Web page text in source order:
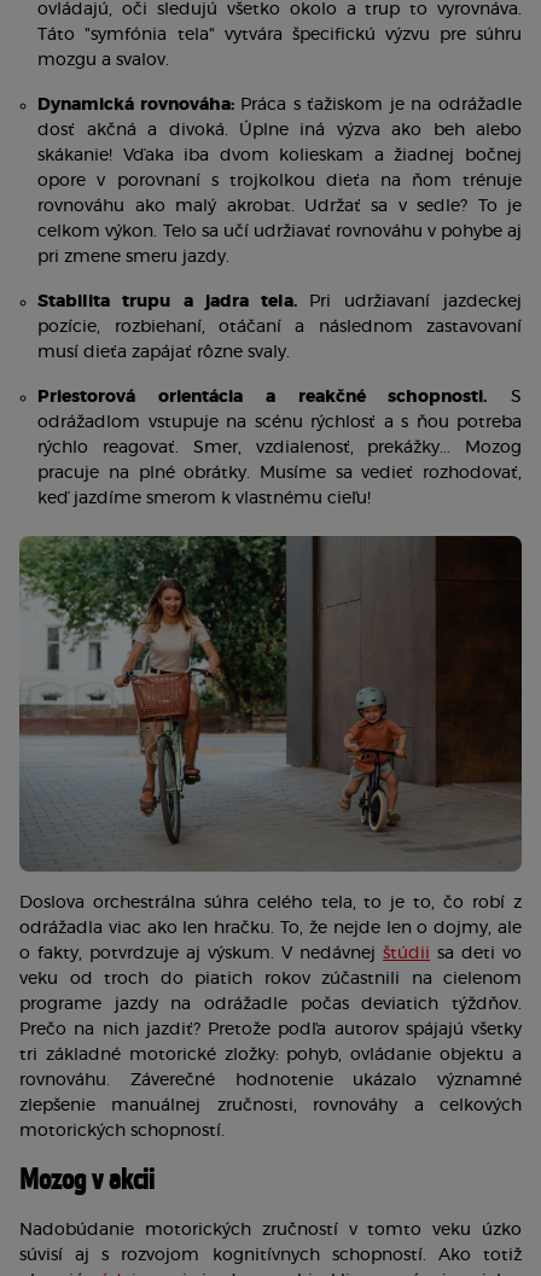
ovládajú, oči sledujú všetko okolo a trup to vyrovnáva.
Táto "symfónia tela" vytvára špecifickú výzvu pre súhru
mozgu a svalov.
Dynamická rovnováha: Práca s ťažiskom je na odrážadle
dosť akčná a divoká. Úplne iná výzva ako beh alebo
skákanie! Vďaka iba dvom kolieskam a žiadnej bočnej
opore v porovnaní s trojkolkou dieťa na ňom trénuje
rovnováhu ako malý akrobat. Udržať sa v sedle? To je
celkom výkon. Telo sa učí udržiavať rovnováhu v pohybe aj
pri zmene smeru jazdy.
Stabilita trupu a jadra tela.
Pri udržiavaní jazdeckej
pozície, rozbiehaní, otáčaní a následnom zastavovaní
musí dieťa zapájať rôzne svaly.
Priestorová orientácia a reakčné schopnosti. S
odrážadlom vstupuje na scénu rýchlosť a s ňou potreba
rýchlo reagovať. Smer, vzdialenosť, prekážky... Mozog
pracuje na plné obrátky. Musíme sa vedieť rozhodovať,
keď jazdíme smerom k vlastnému cieľu!
Doslova orchestrálna súhra celého tela, to je to, čo robí z
odrážadla viac ako len hračku. To, že nejde len o dojmy, ale
o fakty, potvrdzuje aj výskum. V nedávnej štúdii sa deti vo
veku od troch do piatich rokov zúčastnili na cielenom
programe jazdy na odrážadle počas deviatich týždňov.
Prečo na nich jazdiť? Pretože podľa autorov spájajú všetky
tri základné motorické zložky: pohyb, ovládanie objektu a
rovnováhu. Záverečné hodnotenie ukázalo významné
zlepšenie manuálnej zručnosti, rovnováhy a celkových
motorických schopností.
Mozog v akcii
Nadobúdanie motorických zručností v tomto veku úzko
súvisí aj s rozvojom kognitívnych schopností. Ako totiž